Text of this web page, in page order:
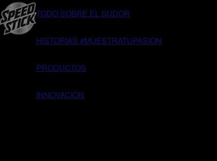
TODO SOBRE EL SUDOR
HISTORIAS #MUESTRATUPASION
PRODUCTOS
INNOVACIÓN